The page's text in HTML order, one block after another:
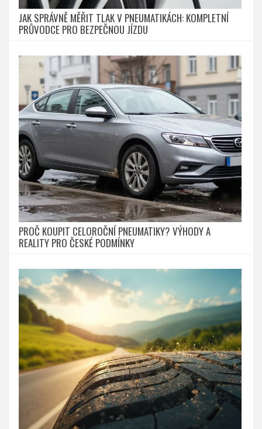
JAK SPRÁVNĚ MĚŘIT TLAK V PNEUMATIKÁCH: KOMPLETNÍ
PRŮVODCE PRO BEZPEČNOU JÍZDU
PROČ KOUPIT CELOROČNÍ PNEUMATIKY? VÝHODY A
REALITY PRO ČESKÉ PODMÍNKY